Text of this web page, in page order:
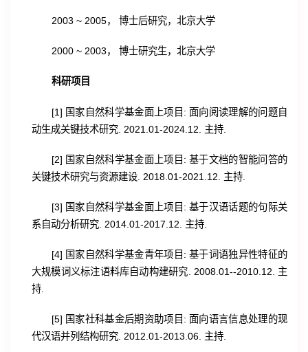
2003 ~ 2005， 博士后研究，北京大学
2000 ~ 2003， 博士研究生，北京大学
科研项目
[1] 国家自然科学基金面上项目: 面向阅读理解的问题自
动生成关键技术研究. 2021.01-2024.12. 主持.
[2] 国家自然科学基金面上项目: 基于文档的智能问答的
关键技术研究与资源建设. 2018.01-2021.12. 主持.
[3] 国家自然科学基金面上项目: 基于汉语话题的句际关
系自动分析研究. 2014.01-2017.12. 主持.
[4] 国家自然科学基金青年项目: 基于词语独异性特征的
大规模词义标注语料库自动构建研究. 2008.01--2010.12. 主
持.
[5] 国家社科基金后期资助项目: 面向语言信息处理的现
代汉语并列结构研究. 2012.01-2013.06. 主持.